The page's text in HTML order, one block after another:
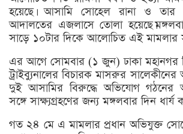
হয়েছে। আসামি সোহেল রানা ও তার
আদালতের এজলাসে তোলা
সাড়ে ১০টার দিকে আলোচিত এই মামলার
এর আগে সোমবার (১ জুন) ঢাকা মহানগর
ট্রাইব্যুনালের বিচারক মাসরুর
দুই আসামির বিরুদ্ধে অভিযোগ
সঙ্গে সাক্ষ্যগ্রহণের জন্য মঙ্গলবার দিন
গত ২৪ মে এ মামলার প্রধান অভিযুক্ত